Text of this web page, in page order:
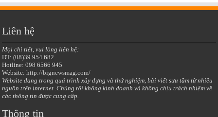
Liên hệ
Mọi chi tiết, vui lòng liên hệ:
ĐT: (08)39 954 682
Hotline: 098 6566 945
Website:http://bignewsmag.com/
Website đang trong quá trình xây dựng và thử nghiệm, bài viết sưu tầm từ nhiều
nguồn trên internet .Chúng tôi không kinh doanh và không chịu trách nhiệm về
các thông tin được cung cấp.
Thông tin